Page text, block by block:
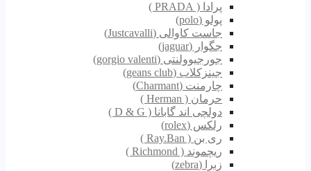
پرادا ( PRADA )
پولو (polo)
جاست کاوالی (Justcavalli)
جگوار (jaguar)
جورجیوولنتی (gorgio valenti)
جینزکلاب (geans club)
چارمنت (Charmant)
حرمان ( Herman )
دولچی اند گابانا ( D & G )
رلکس (rolex)
ری بن ( Ray.Ban )
ریچموند ( Richmond )
زبرا (zebra)